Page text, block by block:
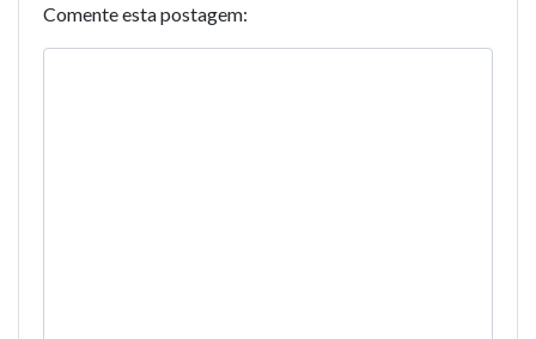
Comente esta postagem: